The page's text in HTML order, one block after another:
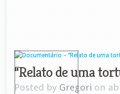
“Relato de uma
Posted by Gregori on